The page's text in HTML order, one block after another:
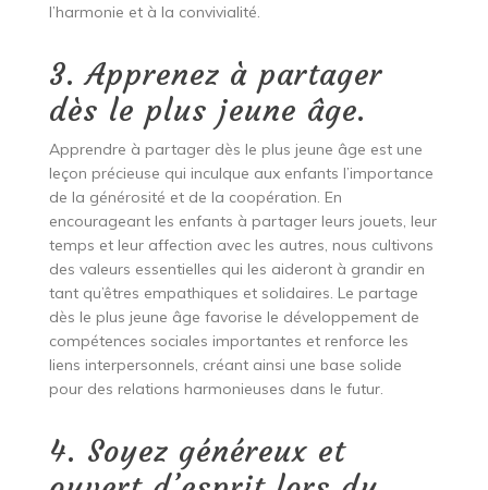
l’harmonie et à la convivialité.
3. Apprenez à partager
dès le plus jeune âge.
Apprendre à partager dès le plus jeune âge est une
leçon précieuse qui inculque aux enfants l’importance
de la générosité et de la coopération. En
encourageant les enfants à partager leurs jouets, leur
temps et leur affection avec les autres, nous cultivons
des valeurs essentielles qui les aideront à grandir en
tant qu’êtres empathiques et solidaires. Le partage
dès le plus jeune âge favorise le développement de
compétences sociales importantes et renforce les
liens interpersonnels, créant ainsi une base solide
pour des relations harmonieuses dans le futur.
4. Soyez généreux et